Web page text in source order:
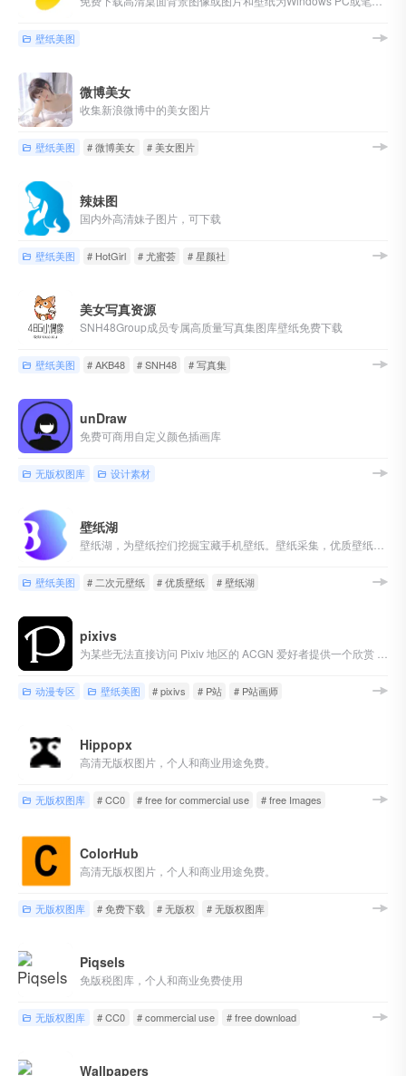
壁纸美图
微博美女
收集新浪微博中的美女图片
壁纸美图 # 微博美女 # 美女图片
辣妹图
国内外高清妹子图片，可下载
壁纸美图 # HotGirl # 尤蜜荟 # 星颜社
美女写真资源
SNH48Group成员专属高质量写真集图库壁纸免费下载
壁纸美图 # AKB48 # SNH48 # 写真集
unDraw
免费可商用自定义颜色插画库
无版权图库 设计素材
壁纸湖
壁纸美图 # 二次元壁纸 # 优质壁纸 # 壁纸湖
pixivs
动漫专区 壁纸美图 # pixivs # P站 # P站画师
Hippopx
高清无版权图片，个人和商业用途免费。
无版权图库 # CC0 # free for commercial use # free Images
ColorHub
高清无版权图片，个人和商业用途免费。
无版权图库 # 免费下载 # 无版权 # 无版权图库
Piqsels
免版税图库，个人和商业免费使用
无版权图库 # CC0 # commercial use # free download
Wallpapers